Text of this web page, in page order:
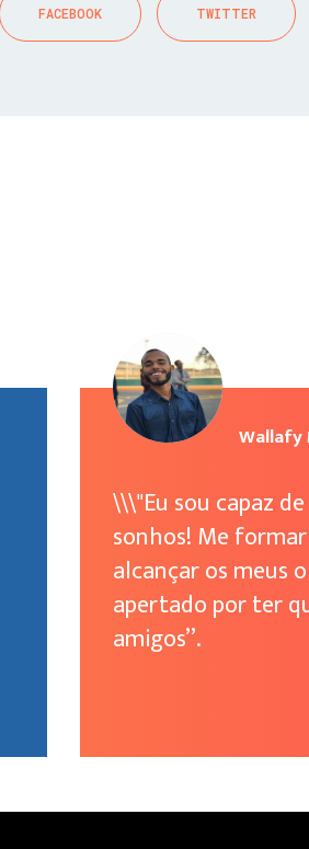
FACEBOOK TWITTER
Wallafy
\\\"Eu sou capaz
sonhos! Me
alcançar os meus
apertado por ter
amigos’’.